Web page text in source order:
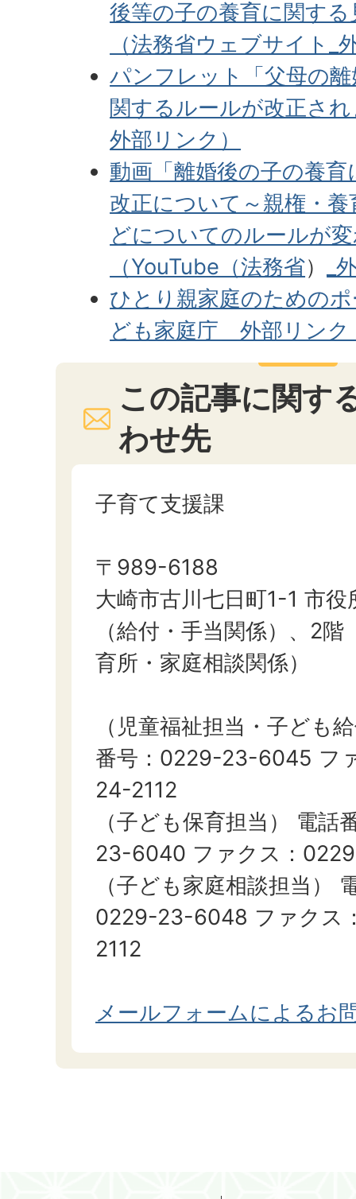
後等の子の養育に関す
（法務省ウェブサイト_
パンフレット「父母の
関するルールが改正さ
外部リンク）
動画「離婚後の子の養
改正について～親権・
どについてのルールが
（YouTube（法務省）
_
ひとり親家庭のための
ども家庭庁＿外部リンク
この記事に関す
わせ先
子育て支援課
〒989-6188
大崎市古川七日町1-1 市役
（給付・手当関係）、2
育所・家庭相談関係）
（児童福祉担当・子ども
番号：0229-23-6045 フ
24-2112
（子ども保育担当） 電話
23-6040 ファクス：
（子ども家庭相談担当）
0229-23-6048 ファクス
2112
メールフォームによるお